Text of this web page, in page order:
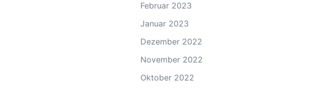
Februar 2023
Januar 2023
Dezember 2022
November 2022
Oktober 2022